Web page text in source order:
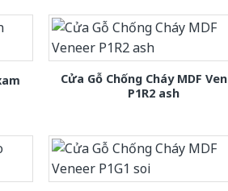
Cửa Gỗ Chống Cháy MDF
P1R2 ash